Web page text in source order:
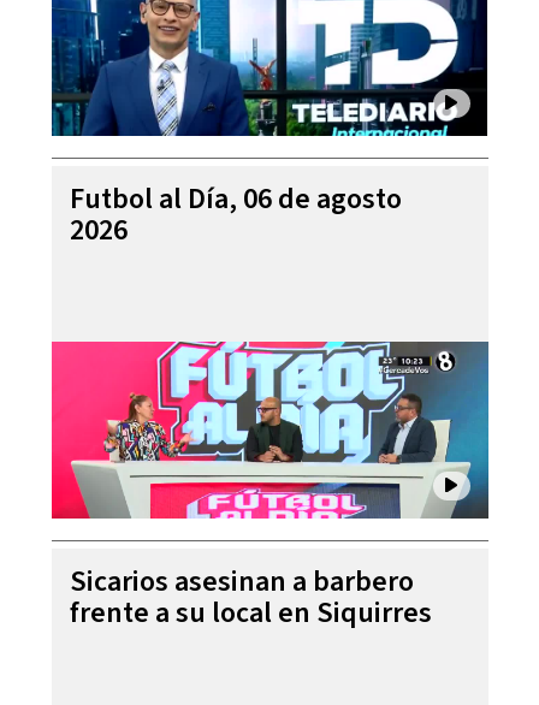
Futbol al Día, 06 de agosto
2026
Sicarios asesinan a barbero
frente a su local en Siquirres